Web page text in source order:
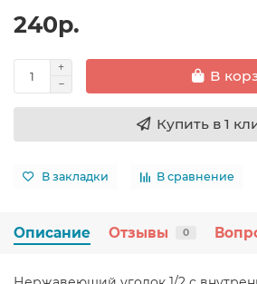
240р.
В
Купить в 1
В закладки В сравнение
Описание Отзывы 0